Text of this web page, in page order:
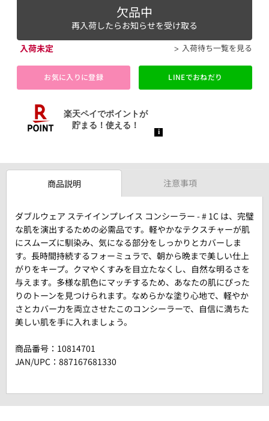
欠品中
再入荷したらお知らせを受け取る
入荷未定
入荷待ち一覧を見る
お気に入りに登録 LINEでおねだり
商品説明 注意事項
ダブルウェア ステイインプレイス コンシーラー - # 1C は、完璧
な肌を演出するための必需品です。軽やかなテクスチャーが肌
にスムーズに馴染み、気になる部分をしっかりとカバーしま
す。長時間持続するフォーミュラで、朝から晩まで美しい仕上
がりをキープ。クマやくすみを目立たなくし、自然な明るさを
与えます。多様な肌色にマッチするため、あなたの肌にぴった
りのトーンを見つけられます。なめらかな塗り心地で、軽やか
さとカバー力を両立させたこのコンシーラーで、自信に満ちた
美しい肌を手に入れましょう。
商品番号： 10814701
JAN/UPC：887167681330